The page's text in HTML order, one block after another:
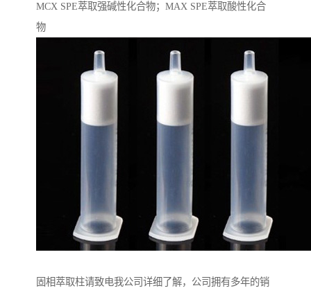
MCX SPE萃取强碱性化合物；MAX SPE萃取酸性化合
物
固相萃取柱请致电我公司详细了解，公司拥有多年的销